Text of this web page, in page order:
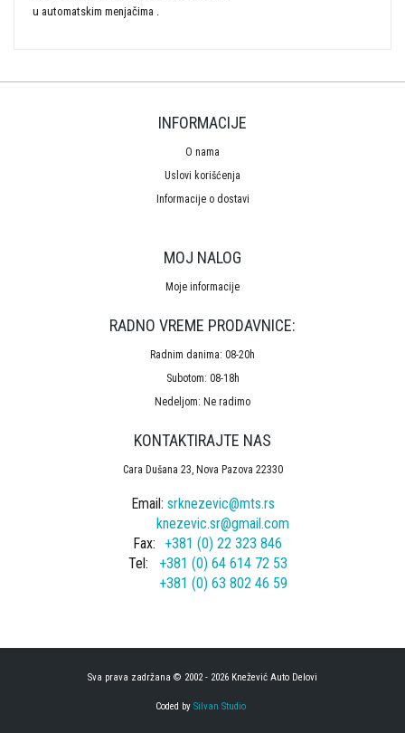
u automatskim menjačima .
INFORMACIJE
O nama
Uslovi korišćenja
Informacije o dostavi
MOJ NALOG
Moje informacije
RADNO VREME PRODAVNICE:
Radnim danima: 08-20h
Subotom: 08-18h
Nedeljom: Ne radimo
KONTAKTIRAJTE NAS
Cara Dušana 23, Nova Pazova 22330
Email: srknezevic@mts.rs
knezevic.sr@gmail.com
Fax:
+381 (0) 22 323 846
Tel:
+381 (0) 64 614 72 53
+381 (0) 63 802 46 59
Sva prava zadržana © 2002 - 2026 Knežević Auto Delovi
Coded by Silvan Studio